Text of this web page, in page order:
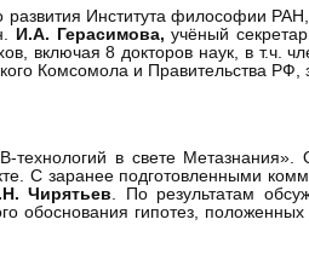
развития Института философии
И.А. Герасимова,учёный
включая 8 докторов наук, в т.ч.
Комсомола и Правительства РФ,
технологий в свете Метазнания».
С заранее подготовленными
Чирятьев. По результатам
обоснования гипотез,